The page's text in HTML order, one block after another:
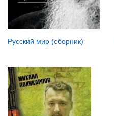
Русский мир (сборник)